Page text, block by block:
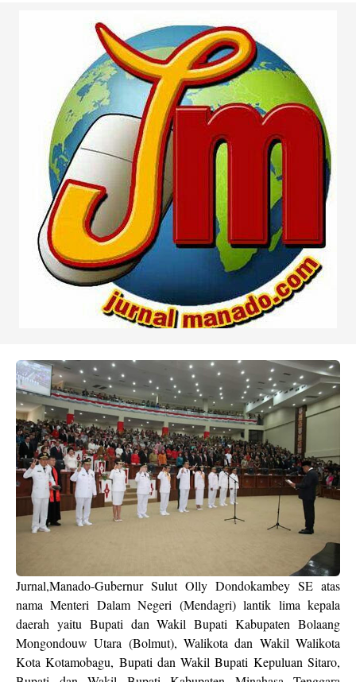
Jurnal,Manado-Gubernur Sulut Olly Dondokambey SE atas
nama Menteri Dalam Negeri (Mendagri) lantik lima kepala
daerah yaitu Bupati dan Wakil Bupati Kabupaten Bolaang
Mongondouw Utara (Bolmut), Walikota dan Wakil Walikota
Kota Kotamobagu, Bupati dan Wakil Bupati Kepuluan Sitaro,